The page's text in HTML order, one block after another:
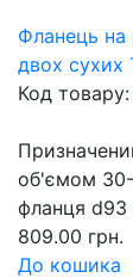
Фланець на
двох сухих
Код товару:
об'ємом 30-
фланця d93
809.00 грн.
До кошика